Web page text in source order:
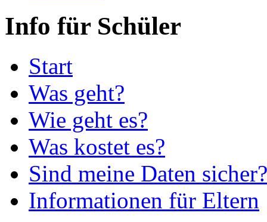
Info für Schüler
Start
Was geht?
Wie geht es?
Was kostet es?
Sind meine Daten sicher?
Informationen für Eltern